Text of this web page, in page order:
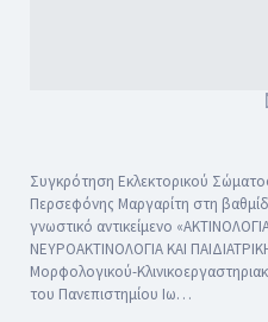
Συγκρότηση Εκλεκτορικού
Περσεφόνης Μαργαρίτη στη
γνωστικό αντικείμενο
ΝΕΥΡΟΑΚΤΙΝΟΛΟΓΙΑ ΚΑΙ
Μορφολογικού-
του Πανεπιστημίου Ιω…